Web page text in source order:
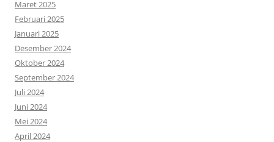
Maret 2025
Februari 2025
Januari 2025
Desember 2024
Oktober 2024
September 2024
Juli 2024
Juni 2024
Mei 2024
April 2024